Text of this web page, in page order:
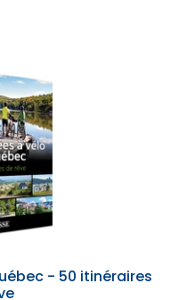
- 50 itinéraires